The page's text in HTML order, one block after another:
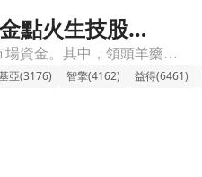
點火生技股成
🔸新藥研發族群上漲，多頭氣盛。 盤中新藥研發族群氣勢如虹，類股漲幅飆升至7.97%，明顯吸納市場資金。其中，領頭羊藥華藥開盤不久即強力拉升，迅速鎖住漲停，展現出高度的市場信心。這波強勁的漲勢也成功點
亞(3176) 智擎(4162) 益得(6461)